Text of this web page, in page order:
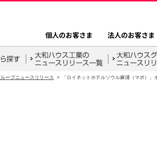
個人のお客さま 法人のお客さま
ープニュースリリース 「ロイネットホテルソウル麻浦（マポ）」